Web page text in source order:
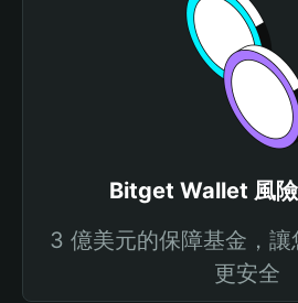
Bitget Wallet 風
3 億美元的保障基金，
更安全